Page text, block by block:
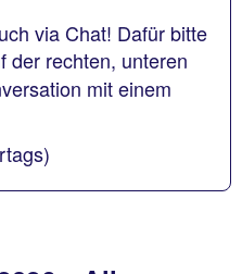
via Chat! Dafür bitte
der rechten, unteren
mit einem